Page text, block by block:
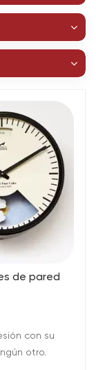
de pared
con su
otro.